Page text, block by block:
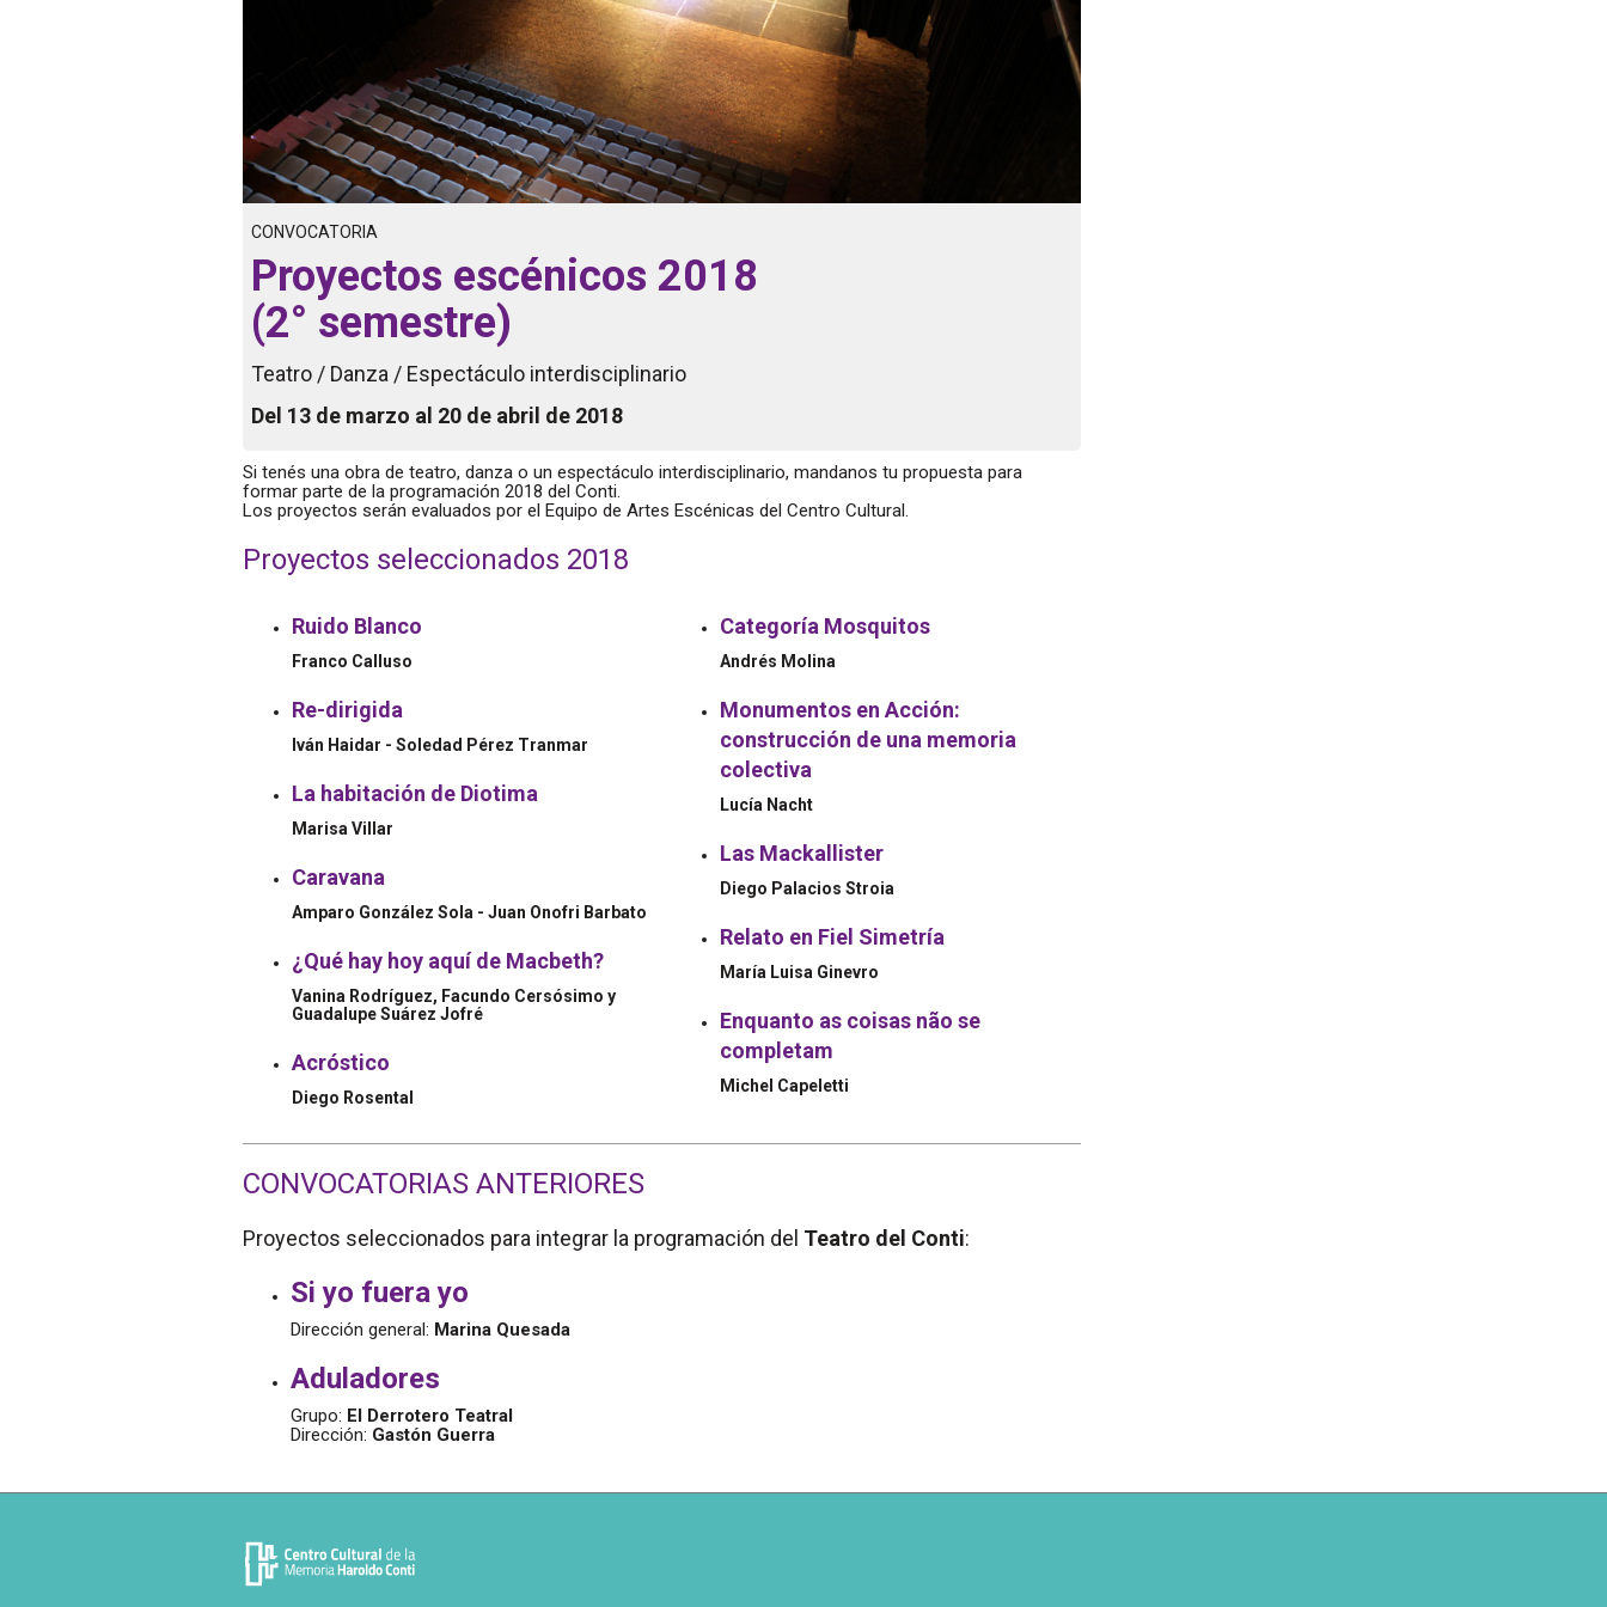
CONVOCATORIA
Proyectos escénicos 2018
(2° semestre)
Teatro / Danza / Espectáculo interdisciplinario
Del 13 de marzo al 20 de abril de 2018
Si tenés una obra de teatro, danza o un espectáculo interdisciplinario, mandanos tu propuesta para
formar parte de la programación 2018 del Conti.
Los proyectos serán evaluados por el Equipo de Artes Escénicas del Centro Cultural.
Proyectos seleccionados 2018
Ruido Blanco
Franco Calluso
Re-dirigida
Iván Haidar - Soledad Pérez Tranmar
La habitación de Diotima
Marisa Villar
Caravana
Amparo González Sola - Juan Onofri Barbato
¿Qué hay hoy aquí de Macbeth?
Vanina Rodríguez, Facundo Cersósimo y
Guadalupe Suárez Jofré
Acróstico
Diego Rosental
Categoría Mosquitos
Andrés Molina
Monumentos en Acción:
construcción de una memoria
colectiva
Lucía Nacht
Las Mackallister
Diego Palacios Stroia
Relato en Fiel Simetría
María Luisa Ginevro
Enquanto as coisas não se
completam
Michel Capeletti
CONVOCATORIAS ANTERIORES
Proyectos seleccionados para integrar la programación del Teatro del Conti:
Si yo fuera yo
Dirección general: Marina Quesada
Aduladores
Grupo: El Derrotero Teatral
Dirección: Gastón Guerra